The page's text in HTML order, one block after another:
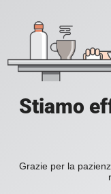
Stiamo
Grazie per la